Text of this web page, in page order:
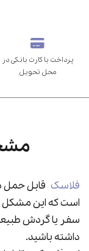
پرداخت با کارت بانکی در
محل تحویل
فلاسک
است که این مشکل
سفر یا گردش
داشته باشید.